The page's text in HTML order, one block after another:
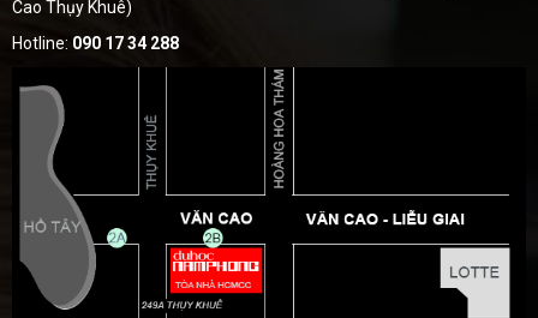
Cao Thụy Khuê)
Hotline: 090 17 34 288